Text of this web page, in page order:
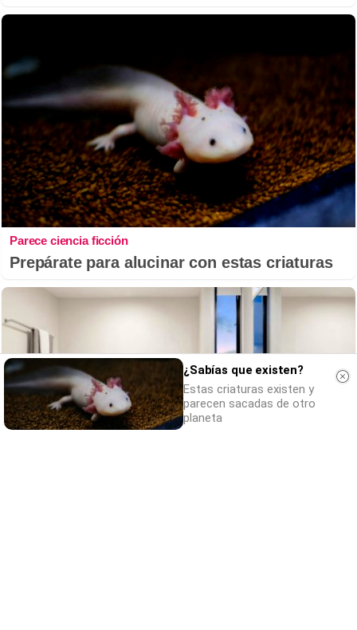
Parece ciencia ficción
Prepárate para alucinar con estas criaturas
¿Sabías que existen?
Estas criaturas existen y
parecen sacadas de otro
planeta